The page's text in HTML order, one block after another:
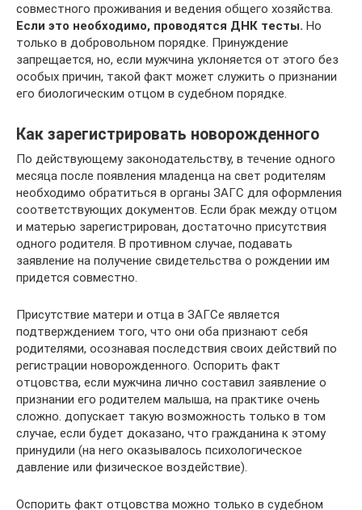
совместного проживания и ведения общего хозяйства.
Если это необходимо, проводятся ДНК тесты. Но
только в добровольном порядке. Принуждение
запрещается, но, если мужчина уклоняется от этого без
особых причин, такой факт может служить о признании
его биологическим отцом в судебном порядке.
Как зарегистрировать новорожденного
По действующему законодательству, в течение одного
месяца после появления младенца на свет родителям
необходимо обратиться в органы ЗАГС для оформления
соответствующих документов. Если брак между отцом
и матерью зарегистрирован, достаточно присутствия
одного родителя. В противном случае, подавать
заявление на получение свидетельства о рождении им
придется совместно.
Присутствие матери и отца в ЗАГСе является
подтверждением того, что они оба признают себя
родителями, осознавая последствия своих действий по
регистрации новорожденного. Оспорить факт
отцовства, если мужчина лично составил заявление о
признании его родителем малыша, на практике очень
сложно. допускает такую возможность только в том
случае, если будет доказано, что гражданина к этому
принудили (на него оказывалось психологическое
давление или физическое воздействие).
Оспорить факт отцовства можно только в судебном